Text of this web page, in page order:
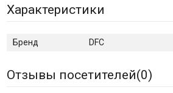
Характеристики
Бренд DFC
Отзывы посетителей(0)